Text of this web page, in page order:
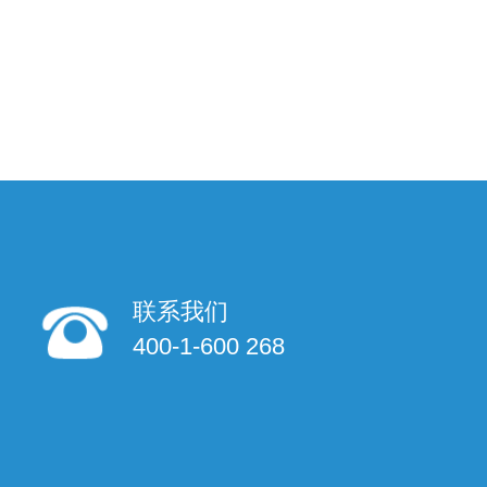
联系我们
400-1-600 268